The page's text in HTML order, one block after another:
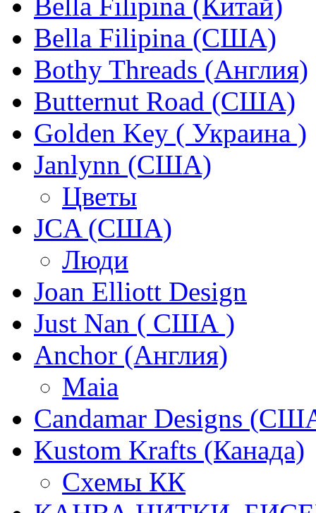
Bella Filipina (Китай)
Bella Filipina (США)
Bothy Threads (Англия)
Butternut Road (США)
Golden Key ( Украина )
Janlynn (США)
Цветы
JCA (США)
Люди
Joan Elliott Design
Just Nan ( США )
Anchor (Англия)
Maia
Candamar Designs
Kustom Krafts (Канада)
Схемы КК